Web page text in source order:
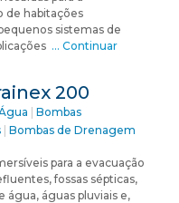
de habitações
sistemas de
… Continuar
200
| Bombas
| Bombas de Drenagem
para a evacuação
fossas sépticas,
água, águas pluviais e,